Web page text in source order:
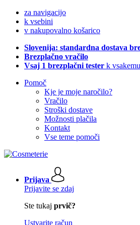
za navigacijo
k vsebini
v nakupovalno košarico
Slovenija: standardna dostava
Brezplačno vračilo
Vsaj 1 brezplačni tester k
Pomoč
Kje je moje naročilo?
Vračilo
Stroški dostave
Možnosti plačila
Kontakt
Vse teme pomoči
Prijava
Prijavite se zdaj
Ste tukaj prvič?
Ustvarite račun